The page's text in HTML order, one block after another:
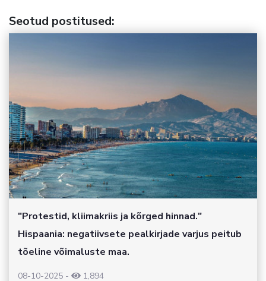
Seotud postitused:
"Protestid, kliimakriis ja kõrged hinnad."
Hispaania: negatiivsete pealkirjade varjus peitub
tõeline võimaluste maa.
08-10-2025 -
1,894